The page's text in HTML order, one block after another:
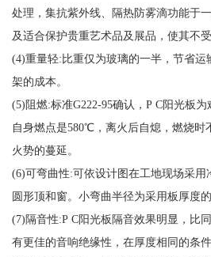
处理，集抗紫外线、隔热防雾滴功能于
及适合保护贵重艺术品及展品，使其不受
(4)重量轻:比重仅为玻璃的一半，节省
架的成本。
(5)阻燃:标准G222-95确认，P C阳光板
自身燃点是580℃，离火后自熄，燃烧时
火势的蔓延。
(6)可弯曲性:可依设计图在工地现场采
圆形顶和窗。小弯曲半径为采用板厚度的
(7)隔音性:P C阳光板隔音效果明显，比
有更佳的音响绝缘性，在厚度相同的条